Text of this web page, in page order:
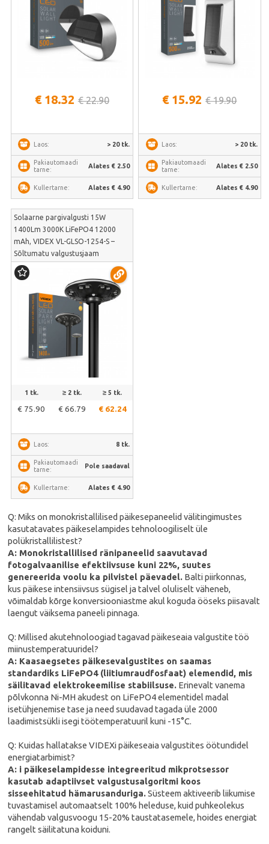
€ 18.32 € 22.90
Laos: > 20 tk.
Pakiautomaadi
tarne:
Alates € 2.50
Kullertarne: Alates € 4.90
€ 15.92 € 19.90
Laos: > 20 tk.
Pakiautomaadi
tarne:
Alates € 2.50
Kullertarne: Alates € 4.90
Solaarne pargivalgusti 15W
1400Lm 3000K LiFePO4 12000
mAh, VIDEX VL-GLSO-1254-S –
Sõltumatu valgustusjaam
teeradadele, mis reageerib
jalakäijatele | VL-GLSO-1254-S
1 tk.
€ 75.90
≥ 2 tk.
€ 66.79
≥ 5 tk.
€ 62.24
Laos: 8 tk.
Pakiautomaadi
tarne:
Pole saadaval
Kullertarne: Alates € 4.90
Q: Miks on monokristallilised päikesepaneelid välitingimustes
kasutatavates päikeselampides tehnoloogiliselt üle
polükristallilistest?
A: Monokristallilised ränipaneelid saavutavad
fotogalvaanilise efektiivsuse kuni 22%, suutes
genereerida voolu ka pilvistel päevadel. Balti piirkonnas,
kus päikese intensiivsus sügisel ja talvel oluliselt väheneb,
võimaldab kõrge konversiooniastme akul koguda ööseks piisavalt
laengut väiksema paneeli pinnaga.
Q: Millised akutehnoloogiad tagavad päikeseaia valgustite töö
miinustemperatuuridel?
A: Kaasaegsetes päikesevalgustites on saamas
standardiks LiFePO4 (liitiumraudfosfaat) elemendid, mis
säilitavad elektrokeemilise stabiilsuse. Erinevalt vanema
põlvkonna Ni-MH akudest on LiFePO4 elementidel madal
isetühjenemise tase ja need suudavad tagada üle 2000
laadimistsükli isegi töötemperatuuril kuni -15°C.
Q: Kuidas hallatakse VIDEXi päikeseaia valgustites öötundidel
energiatarbimist?
A: i päikeselampidesse integreeritud mikprotsessor
kasutab adaptiivset valgustusalgoritmi koos
sisseehitatud hämarusanduriga.Süsteem aktiveerib liikumise
tuvastamisel automaatselt 100% heleduse, kuid puhkeolekus
vähendab valgusvoogu 15-20% taustatasemele, hoides energiat
rangelt säilitatuna koiduni.